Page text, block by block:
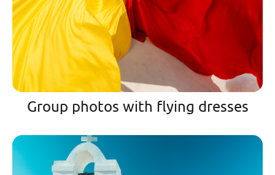
Group photos with flying dresses